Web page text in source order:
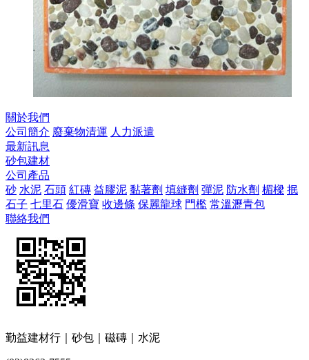
關於我們
公司簡介 廢棄物清運 人力派遣
最新訊息
砂包建材
公司產品
砂 水泥 石頭 紅磚 益膠泥 黏著劑 填縫劑 彈泥 防水劑 楣樑 抿
石子 七里石 優滑寶 收邊條 保麗龍球 門檻 常溫瀝青包
聯絡我們
勤益建材行｜砂包｜磁磚｜水泥